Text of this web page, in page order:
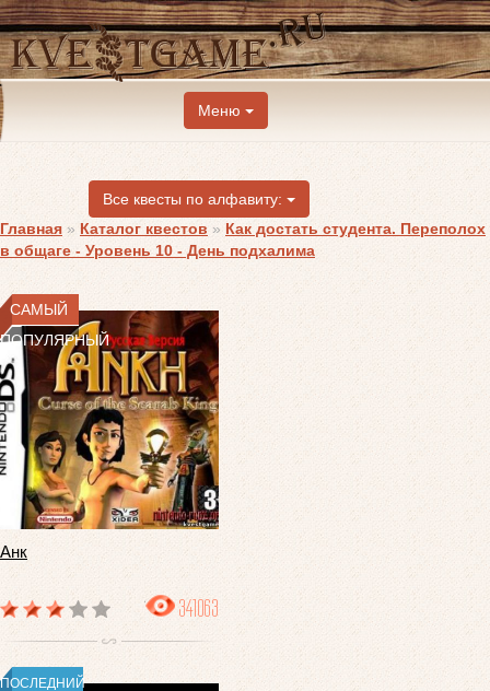
Меню
Все квесты по алфавиту:
Главная » Каталог квестов » Как достать студента. Переполох
в общаге - Уровень 10 - День подхалима
САМЫЙ
ПОПУЛЯРНЫЙ
Анк
341063
ПОСЛЕДНИЙ